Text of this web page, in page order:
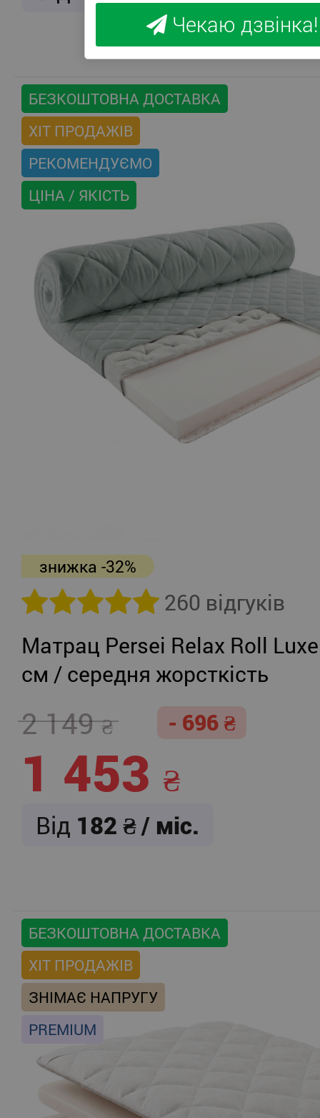
БЕЗКОШТОВНА ДОСТАВКА
ХІТ ПРОДАЖІВ
РЕКОМЕНДУЄМО
ЦІНА / ЯКІСТЬ
знижка -32%
260 відгуків
Матрац Persei Relax Roll
см / середня жорсткість
2 149 - 696
1 453
Від 182 / міс.
БЕЗКОШТОВНА ДОСТАВКА
ХІТ ПРОДАЖІВ
ЗНІМАЄ НАПРУГУ
PREMIUM
Чекаю дзвінка!